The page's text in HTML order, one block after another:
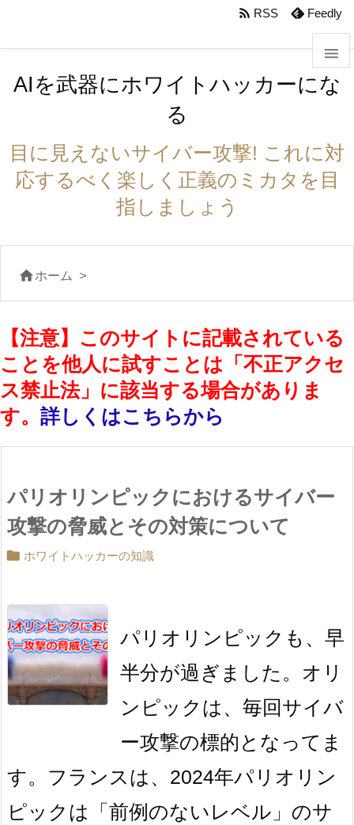



サイ


 RSS Feedly
AIを武器にホワイトハッカーにな
る
目に見えないサイバー攻撃! これに対
応するべく楽しく正義のミカタを目
指しましょう
ホーム >
【注意】このサイトに記載されている
ことを他人に試すことは「不正アクセ
ス禁止法」に該当する場合がありま
す。 詳しくはこちらから
パリオリンピックにおけるサイバー
攻撃の脅威とその対策について
 ホワイトハッカーの知識
パリオリンピックも、早
半分が過ぎました。オリ
ンピックは、毎回サイバ
ー攻撃の標的となってま
す。フランスは、2024年パリオリン
ピックは「前例のないレベル」のサ